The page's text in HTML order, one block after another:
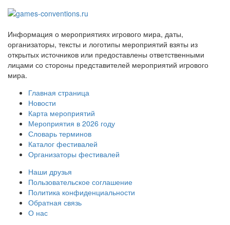
Информация о мероприятиях игрового мира, даты,
организаторы, тексты и логотипы мероприятий взяты из
открытых источников или предоставлены ответственными
лицами со стороны представителей мероприятий игрового
мира.
Главная страница
Новости
Карта мероприятий
Мероприятия в 2026 году
Словарь терминов
Каталог фестивалей
Организаторы фестивалей
Наши друзья
Пользовательское соглашение
Политика конфиденциальности
Обратная связь
О нас